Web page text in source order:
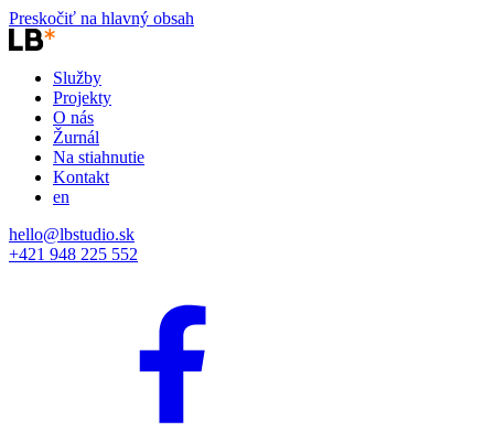
Preskočiť na hlavný obsah
Služby
Projekty
O nás
Žurnál
Na stiahnutie
Kontakt
en
hello@lbstudio.sk
+421 948 225 552